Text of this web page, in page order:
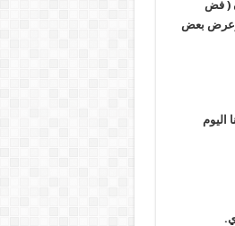
القرن ( فض
وعرض بعض
اليوم